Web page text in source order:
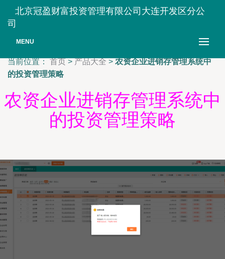
北京冠盈财富投资管理有限公司大连开发区分公
司
MENU
当前位置： 首页 > 产品大全 > 农资企业进销存管理系统中
的投资管理策略
农资企业进销存管理系统中
的投资管理策略